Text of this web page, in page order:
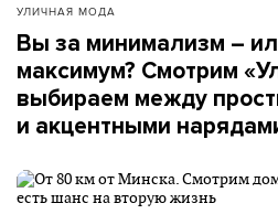
УЛИЧНАЯ МОДА
Вы за минимализм –
максимум? Смотрим
выбираем между
и акцентными